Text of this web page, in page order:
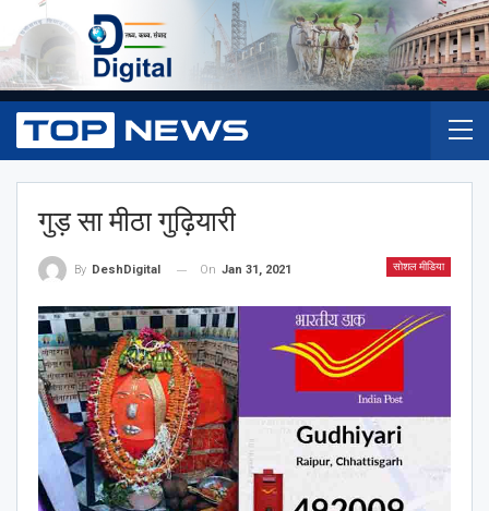
गुड़ सा मीठा गुढ़ियारी
सोशल मीडिया
By DeshDigital On Jan 31, 2021